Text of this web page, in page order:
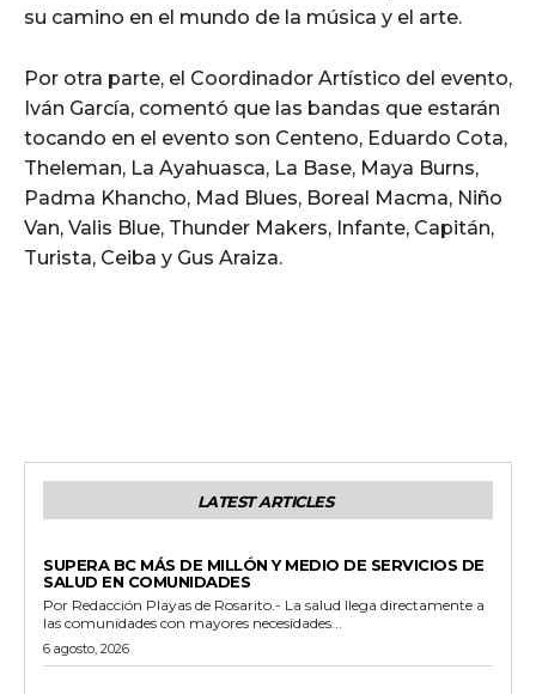
su camino en el mundo de la música y el arte.
Por otra parte, el Coordinador Artístico del evento,
Iván García, comentó que las bandas que estarán
tocando en el evento son Centeno, Eduardo Cota,
Theleman, La Ayahuasca, La Base, Maya Burns,
Padma Khancho, Mad Blues, Boreal Macma, Niño
Van, Valis Blue, Thunder Makers, Infante, Capitán,
Turista, Ceiba y Gus Araiza.
LATEST ARTICLES
SUPERA BC MÁS DE MILLÓN Y MEDIO DE SERVICIOS DE
SALUD EN COMUNIDADES
Por Redacción Playas de Rosarito.- La salud llega directamente a
las comunidades con mayores necesidades...
6 agosto, 2026